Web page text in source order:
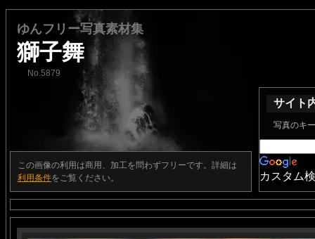
ゆんフリー写真素材集
獅子舞
No.5879
この画像の利用は商用、加工を問わずフリーです。詳細は
利用条件をご覧ください。
サイト
写真のキ
カスタム